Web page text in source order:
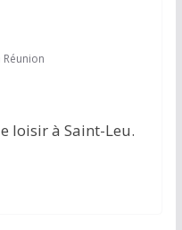
loisir à Saint-Leu.